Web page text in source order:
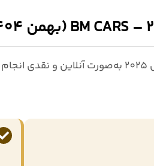
به‌صورت آنلاین و نقدی